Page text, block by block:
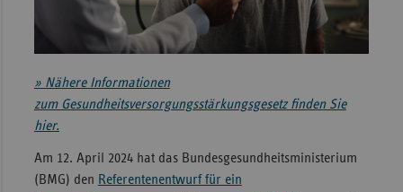
» Nähere Informationen
zum Gesundheitsversorgungsstärkungsgesetz finden Sie
hier.
Am 12. April 2024 hat das Bundesgesundheitsministerium
(BMG) den Referentenentwurf für ein